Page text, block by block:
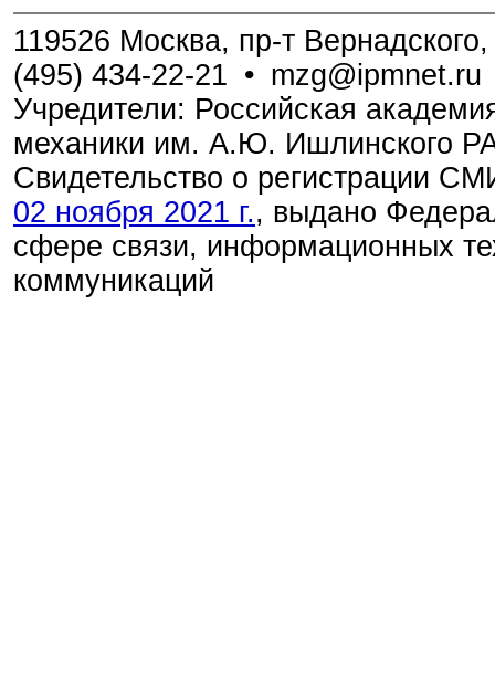
119526 Москва, пр-т
(495) 434-22-21 • mzg@ipmnet.ru
Учредители: Российская
механики им. А.Ю. Ишлинского
Свидетельство о регистрации
02 ноября 2021 г., выдано
сфере связи, информационных
коммуникаций